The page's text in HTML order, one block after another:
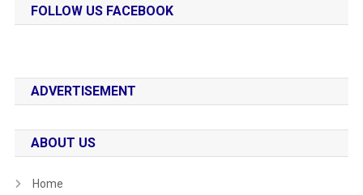
FOLLOW US FACEBOOK
ADVERTISEMENT
ABOUT US
Home